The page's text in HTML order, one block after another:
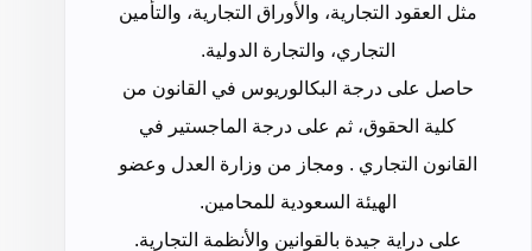
مثل العقود التجارية، والأوراق التجارية، والتأمين
التجاري، والتجارة الدولية.
حاصل على درجة البكالوريوس في القانون من
كلية الحقوق، ثم على درجة الماجستير في
القانون التجاري . ومجاز من وزارة العدل وعضو
الهيئة السعودية للمحامين.
على دراية جيدة بالقوانين والأنظمة التجارية.